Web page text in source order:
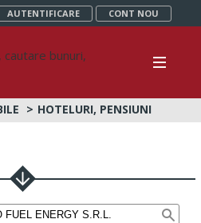
AUTENTIFICARE CONT NOU
HOTELURI, PENSIUNI